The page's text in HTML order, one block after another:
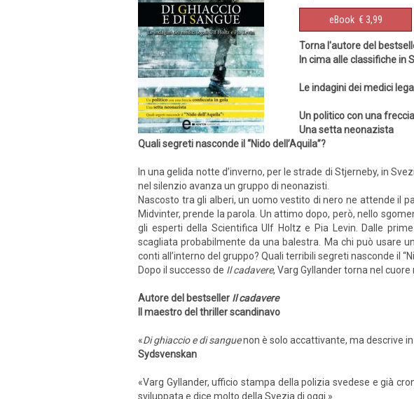
eBook € 3,99
Torna l'autore del
In cima alle classifiche in
Le indagini dei medici
Un politico con una
Una setta neonazista
Quali segreti nasconde il “Nido dell’Aquila”?
In una gelida notte d’inverno, per le strade di Stjerneby, in
nel silenzio avanza un gruppo di neonazisti.
Nascosto tra gli alberi, un uomo vestito di nero ne attende il
Midvinter, prende la parola. Un attimo dopo, però, nello
gli esperti della Scientifica Ulf Holtz e Pia Levin. Dalle
scagliata probabilmente da una balestra. Ma chi può usare
conti all’interno del gruppo? Quali terribili segreti nasconde il
Dopo il successo de Il cadavere, Varg Gyllander torna nel
Autore del bestseller Il cadavere
Il maestro del thriller scandinavo
«Di ghiaccio e di sanguenon è solo accattivante, ma descrive
Sydsvenskan
«Varg Gyllander, ufficio stampa della polizia svedese e già
sviluppata e dice molto della Svezia di oggi.»